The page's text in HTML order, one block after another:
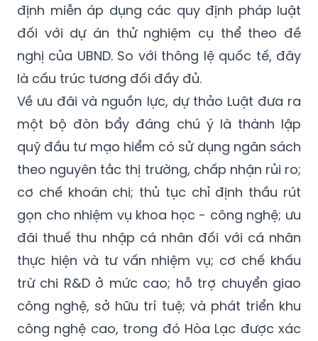
định miễn áp dụng các quy định pháp luật
đối với dự án thử nghiệm cụ thể theo đề
nghị của UBND. So với thông lệ quốc tế, đây
là cấu trúc tương đối đầy đủ.
Về ưu đãi và nguồn lực, dự thảo Luật đưa ra
một bộ đòn bẩy đáng chú ý là thành lập
quỹ đầu tư mạo hiểm có sử dụng ngân sách
theo nguyên tắc thị trường, chấp nhận rủi ro;
cơ chế khoán chi; thủ tục chỉ định thầu rút
gọn cho nhiệm vụ khoa học - công nghệ; ưu
đãi thuế thu nhập cá nhân đối với cá nhân
thực hiện và tư vấn nhiệm vụ; cơ chế khấu
trừ chi R&D ở mức cao; hỗ trợ chuyển giao
công nghệ, sở hữu trí tuệ; và phát triển khu
công nghệ cao, trong đó Hòa Lạc được xác